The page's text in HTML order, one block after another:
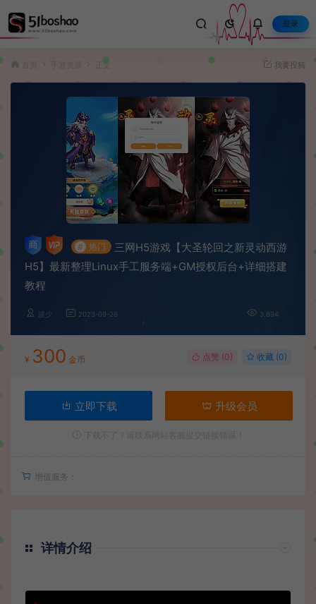
登录
手游资源 正文 我要投稿
# 热门
三网H5游戏【大圣轮回之新灵动西游
H5】最新整理Linux手工服务端+GM授权后台+详细搭建
教程
波少 2023-09-26 3,694
¥ 300 金币 点赞 (0) 收藏 (0)
立即下载 升级会员
增值服务：
详情介绍